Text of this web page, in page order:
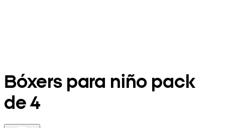
Bóxers para niño pack
de 4